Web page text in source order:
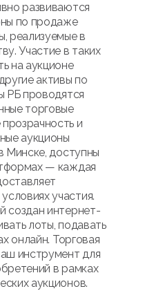
развиваются
по продаже
реализуемые в
Участие в таких
на аукционе
активы по
РБ проводятся
торговые
и
аукционы
Минске, доступны
— каждая
участия.
создан интернет-
лоты, подавать
онлайн. Торговая
инструмент для
в рамках
аукционов.